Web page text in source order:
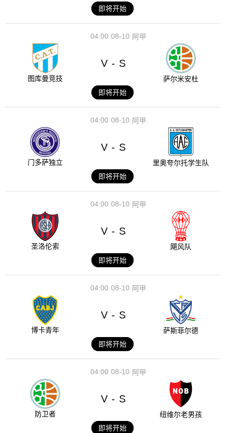
即将开始
08-10
04:00 阿甲
图库曼竞技
V - S
萨尔米安杜
即将开始
08-10
04:00 阿甲
门多萨独立
V - S
里奥夸尔托学生队
即将开始
08-10
04:00 阿甲
圣洛伦索
V - S
飓风队
即将开始
08-10
04:00 阿甲
博卡青年
V - S
萨斯菲尔德
即将开始
08-10
04:00 阿甲
防卫者
V - S
纽维尔老男孩
即将开始